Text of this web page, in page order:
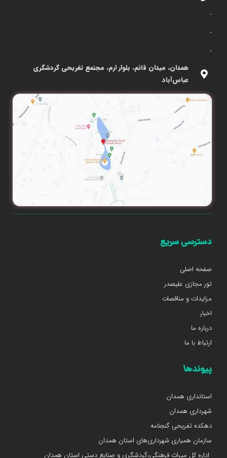
.
.
.
همدان، میدان قائم، بلوار ارم، مجتمع تفریحی گردشگری
عباس‌آباد
دسترسی سریع
صفحه اصلی
تور مجازی علیصدر
مزایدات و مناقصات
اخبار
درباره ما
ارتباط با ما
پیوندها
استانداری همدان
شهرداری همدان
دهکده تفریحی گنجنامه
سازمان همیاری شهرداری‌های استان همدان
اداره کل میراث فرهنگی،گردشگری و صنایع دستی استان همدان